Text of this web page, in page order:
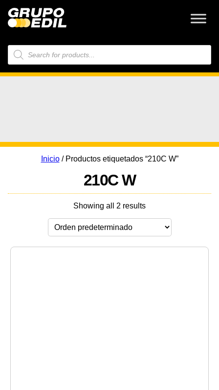
Búsqueda
de
productos
Inicio/ Productos etiquetados “210C W”
210C W
Showing all 2 results